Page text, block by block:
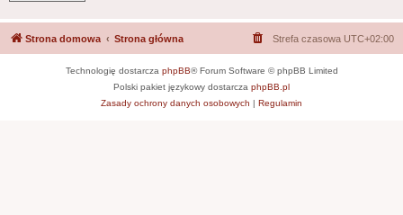
Strona domowa Strona główna Strefa czasowa UTC+02:00
Technologię dostarcza phpBB® Forum Software © phpBB Limited
Polski pakiet językowy dostarcza phpBB.pl
Zasady ochrony danych osobowych | Regulamin